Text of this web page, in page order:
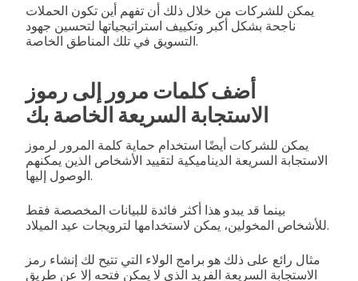
يمكن للشركات من خلال ذلك أن تفهم أين تكون الحملات
ناجحة بشكل أكبر وتكييف استراتيجياتها لتحسين جهود
التسويق في تلك المناطق الخاصة.
أضف كلمات مرور إلى رموز
الاستجابة السريعة الخاصة بك
يمكن للشركات أيضًا استخدام حماية كلمة المرور لرموز
الاستجابة السريعة الديناميكية لتقييد الأشخاص الذين يمكنهم
الوصول إليها.
بينما قد يبدو هذا أكثر فائدة للبيانات المخصصة فقط
للأشخاص المخولين، يمكن لاستخدامها لترويجات عيد الميلاد.
مثال رائع على ذلك هو برامج الولاء التي تتيح لك إنشاء رمز
الاستجابة السريعة الفريد الذي لا يمكن فتحه إلا عن طريق